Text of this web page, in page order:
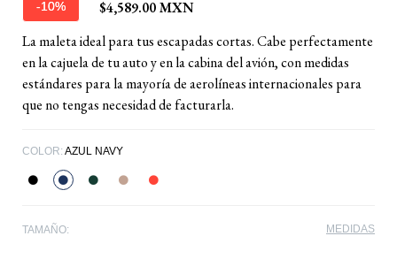
-10%
$4,589.00 MXN
La maleta ideal para tus escapadas cortas. Cabe perfectamente
en la cajuela de tu auto y en la cabina del avión, con medidas
estándares para la mayoría de aerolíneas internacionales para
que no tengas necesidad de facturarla.
COLOR: AZUL NAVY
TAMAÑO: MEDIDAS